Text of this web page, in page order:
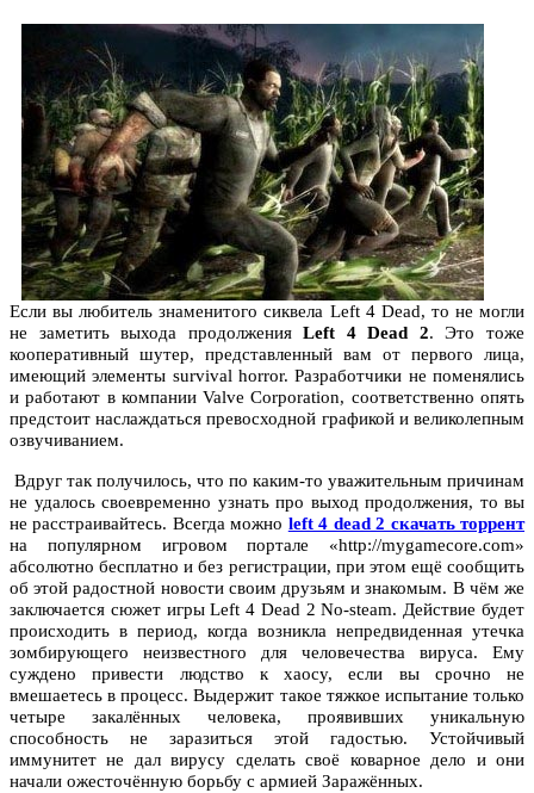
Если вы любитель знаменитого сиквела Left 4 Dead, то не могли
не заметить выхода продолженияLeft 4 Dead 2. Это тоже
кооперативный шутер, представленный вам от первого лица,
имеющий элементы survival horror. Разработчики не поменялись
и работают в компании Valve Corporation, соответственно опять
предстоит наслаждаться превосходной графикой и великолепным
озвучиванием.
Вдруг так получилось, что по каким-то уважительным причинам
не удалось своевременно узнать про выход продолжения, то вы
не расстраивайтесь. Всегда можно left 4 dead 2 скачать торрент
на популярном игровом портале «http://mygamecore.com»
абсолютно бесплатно и без регистрации, при этом ещё сообщить
об этой радостной новости своим друзьям и знакомым. В чём же
заключается сюжет игры Left 4 Dead 2 No-steam. Действие будет
происходить в период, когда возникла непредвиденная утечка
зомбирующего неизвестного для человечества вируса. Ему
суждено привести людство к хаосу, если вы срочно не
вмешаетесь в процесс. Выдержит такое тяжкое испытание только
четыре закалённых человека, проявивших уникальную
способность не заразиться этой гадостью. Устойчивый
иммунитет не дал вирусу сделать своё коварное дело и они
начали ожесточённую борьбу с армией Заражённых.